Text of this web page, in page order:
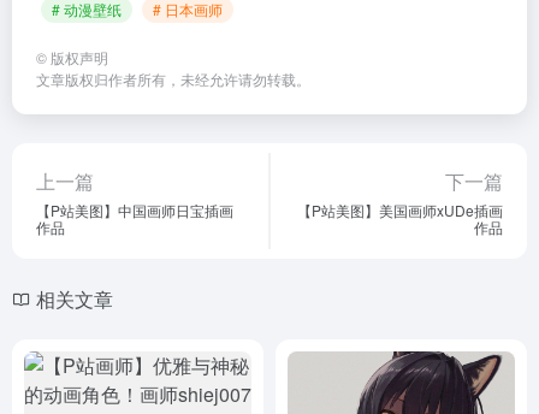
# 动漫壁纸
# 日本画师
© 版权声明
文章版权归作者所有，未经允许请勿转载。
上一篇
【P站美图】中国画师日宝插画
作品
下一篇
【P站美图】美国画师xUDe插画
作品
相关文章